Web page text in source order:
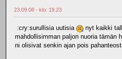
23.09.08 - klo: 19.23
:cry:surullisia uutisia
nyt kaikki
mahdollisimman paljon nuoria tämän
ni olisivat senkin ajan pois